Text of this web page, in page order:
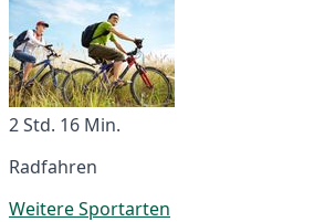
2 Std. 16 Min.
Radfahren
Weitere Sportarten